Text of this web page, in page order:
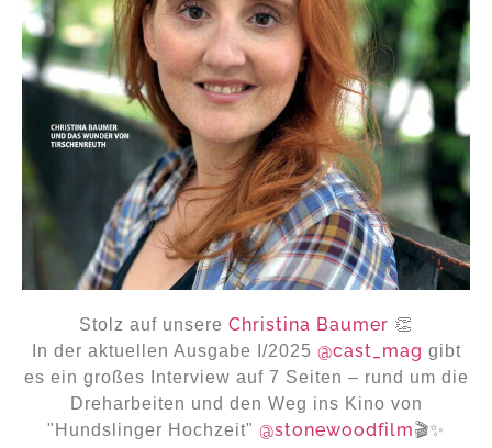
Stolz auf unsere Christina Baumer 👏
In der aktuellen Ausgabe I/2025 @cast_mag gibt
es ein großes Interview auf 7 Seiten – rund um die
Dreharbeiten und den Weg ins Kino von
"Hundslinger Hochzeit" @stonewoodfilm🎬✨